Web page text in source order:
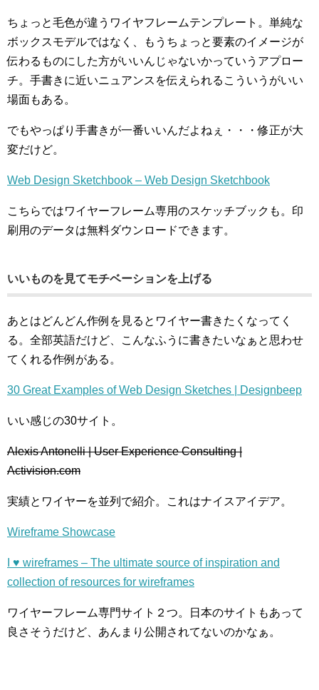
ちょっと毛色が違うワイヤフレームテンプレート。単純な
ボックスモデルではなく、もうちょっと要素のイメージが
伝わるものにした方がいいんじゃないかっていうアプロー
チ。手書きに近いニュアンスを伝えられるこういうがいい
場面もある。
でもやっぱり手書きが一番いいんだよねぇ・・・修正が大
変だけど。
Web Design Sketchbook – Web Design Sketchbook
こちらではワイヤーフレーム専用のスケッチブックも。印
刷用のデータは無料ダウンロードできます。
いいものを見てモチベーションを上げる
あとはどんどん作例を見るとワイヤー書きたくなってく
る。全部英語だけど、こんなふうに書きたいなぁと思わせ
てくれる作例がある。
30 Great Examples of Web Design Sketches | Designbeep
いい感じの30サイト。
Alexis Antonelli | User Experience Consulting |
Activision.com
実績とワイヤーを並列で紹介。これはナイスアイデア。
Wireframe Showcase
I ♥ wireframes – The ultimate source of inspiration and
collection of resources for wireframes
ワイヤーフレーム専門サイト２つ。日本のサイトもあって
良さそうだけど、あんまり公開されてないのかなぁ。